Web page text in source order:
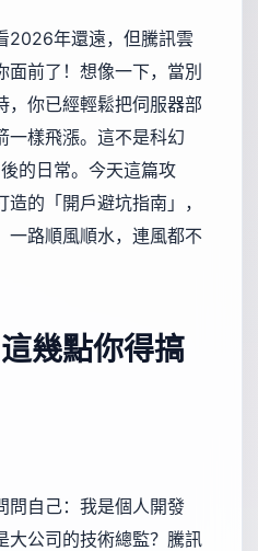
2026年還遠，但騰訊雲
面前了！想像一下，當別
，你已經輕鬆把伺服器部
一樣飛漲。這不是科幻
的日常。今天這篇攻
的「開戶避坑指南」，
一路順風順水，連風都不
幾點你得搞
問自己：我是個人開發
大公司的技術總監？騰訊